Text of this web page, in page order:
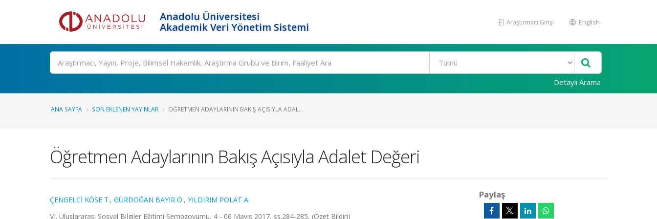
Anadolu Üniversitesi
Akademik Veri Yönetim Sistemi
Araştırmacı Girişi English
Ara
Detaylı Arama
ANA SAYFA SON EKLENEN YAYINLAR ÖĞRETMEN ADAYLARININ BAKIŞ AÇISIYLA ADAL...
Öğretmen Adaylarının Bakış Açısıyla Adalet Değeri
ÇENGELCİ KÖSE T., GÜRDOĞAN BAYIR Ö., YILDIRIM POLAT A.
VI. Uluslararası Sosyal Bilgiler Eğitimi Sempzoyumu, 4 - 06 Mayıs 2017, ss.284-285, (Özet Bildiri)
Paylaş